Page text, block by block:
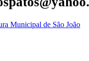
Municipal de São João